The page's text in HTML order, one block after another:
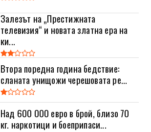
Залезът на „Престижната
телевизия“ и новата златна ера на
ки...
Втора поредна година бедствие:
сланата унищожи черешовата ре...
Над 600 000 евро в брой, близо 70
кг. наркотици и боеприпаси...